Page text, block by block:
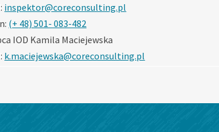
inspektor@coreconsulting.pl
(+ 48) 501- 083-482
IOD Kamila Maciejewska
k.maciejewska@coreconsulting.pl